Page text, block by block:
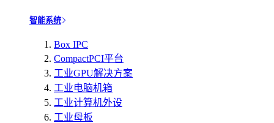
智能系统
Box IPC
CompactPCI平台
工业GPU解决方案
工业电脑机箱
工业计算机外设
工业母板